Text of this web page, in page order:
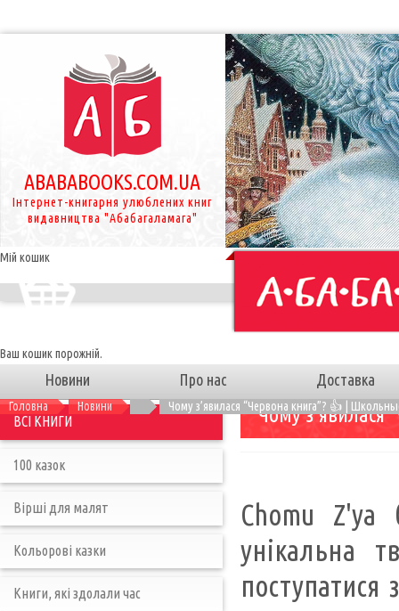
ABABABOOKS.COM.UA
Інтернет-книгарня улюблених книг
видавництва "Абабагаламага"
Мій кошик
Ваш кошик порожній.
Новини Про нас Доставка
Головна Новини Чому з’явилася “Червона книга”? 👍 |
Чому з’явилася
Chomu
унікальна
поступатися
ВСІ КНИГИ
100 казок
Вірші для малят
Кольорові казки
Книги, які здолали час